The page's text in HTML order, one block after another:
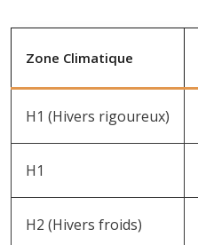
Zone Climatique
H1 (Hivers rigoureux)
H1
H2 (Hivers froids)